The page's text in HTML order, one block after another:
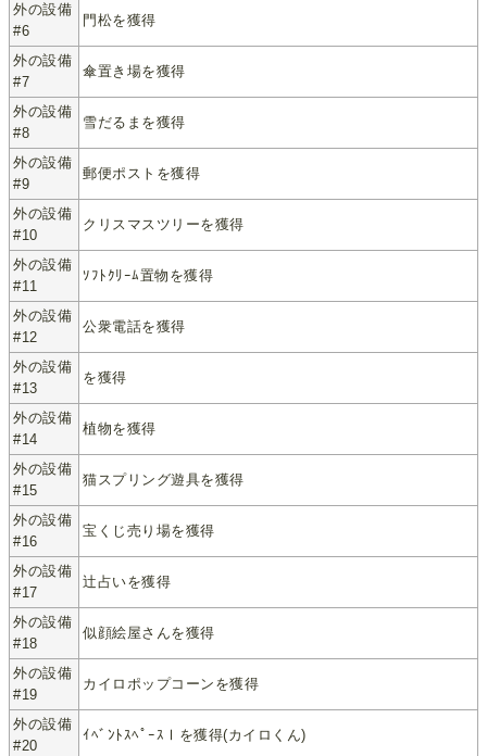
外の設備
#6
門松を獲得
外の設備
#7
傘置き場を獲得
外の設備
#8
雪だるまを獲得
外の設備
#9
郵便ポストを獲得
外の設備
#10
クリスマスツリーを獲得
外の設備
#11
ｿﾌﾄｸﾘｰﾑ置物を獲得
外の設備
#12
公衆電話を獲得
外の設備
#13
を獲得
外の設備
#14
植物を獲得
外の設備
#15
猫スプリング遊具を獲得
外の設備
#16
宝くじ売り場を獲得
外の設備
#17
辻占いを獲得
外の設備
#18
似顔絵屋さんを獲得
外の設備
#19
カイロポップコーンを獲得
外の設備
#20
ｲﾍﾞﾝﾄｽﾍﾟｰｽⅠを獲得(カイロくん)